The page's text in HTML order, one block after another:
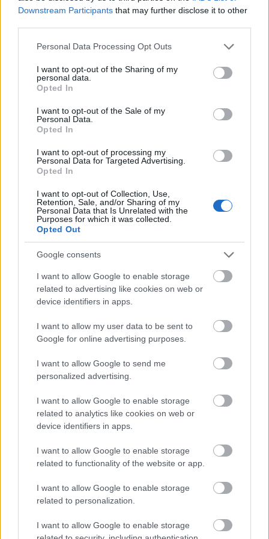
Downstream Participants that may further disclose it to other
Please note that this website/app uses one or more Google
not limited to your visit or usage behaviour. You may click to
grant or deny consent to Google and its third-party tags to
use your data for below specified purposes in below Google
consent section.
Personal Data Processing Opt Outs
I want to opt-out of the Sharing of my
personal data.
Opted In
I want to opt-out of the Sale of my
Personal Data.
Opted In
I want to opt-out of processing my
Personal Data for Targeted Advertising.
Opted In
I want to opt-out of Collection, Use,
Retention, Sale, and/or Sharing of my
Personal Data that Is Unrelated with the
Purposes for which it was collected.
Opted Out
Google consents
I want to allow Google to enable storage
related to advertising like cookies on web or
device identifiers in apps.
I want to allow my user data to be sent to
Google for online advertising purposes.
I want to allow Google to send me
personalized advertising.
I want to allow Google to enable storage
related to analytics like cookies on web or
device identifiers in apps.
I want to allow Google to enable storage
related to functionality of the website or app.
I want to allow Google to enable storage
related to personalization.
I want to allow Google to enable storage
standardowego iPada. Ciekawe jest to, że firma z
Redmond zyskuje pomimo, że ich urządzenia są
znacznie droższe i zdecydowanie nie skierowane do tak
zadać pytanie, dlaczego iPad Pro nie podbija statystyk
Apple skoro urządzenia „Pro” robią to w przypadku
Microsoftu.
Poniższa grafika przedstawia średnie ceny
sprzedawanych tabletów poszczególnych producentów.
Jak widać, nabywcy urządzeń z Windowsem wydają
tablet niż zwolennicy iOS, gdzie średnia cena urządzeń